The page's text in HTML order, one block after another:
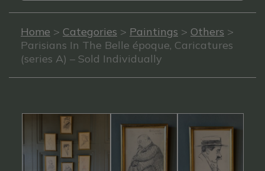
Home > Categories > Paintings > Others >
Parisians In The Belle époque, Caricatures
(series A) – Sold Individually